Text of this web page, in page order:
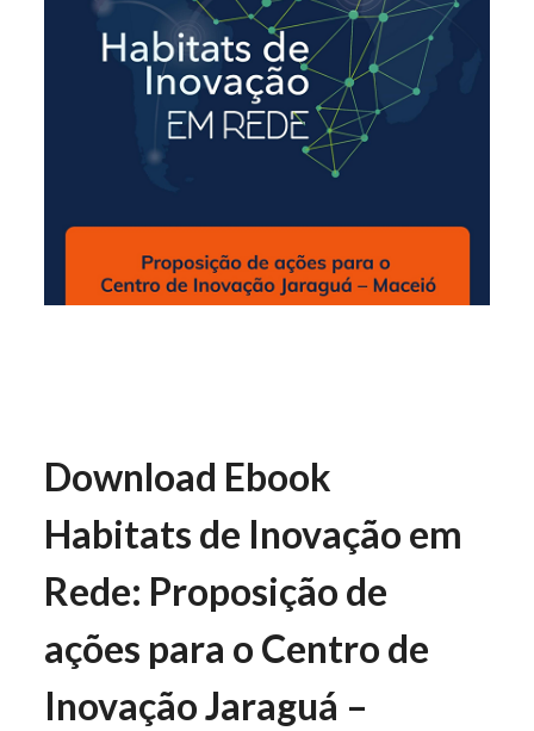
Download Ebook
Habitats de Inovação em
Rede: Proposição de
ações para o Centro de
Inovação Jaraguá –